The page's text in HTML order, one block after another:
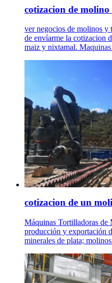
cotizacion de
ver negocios de molinos
de envíarme la cotizacion
maiz y nixtamal.
cotizacion de un
Máquinas Tortilladoras de
producción y exportación
minerales de plata;